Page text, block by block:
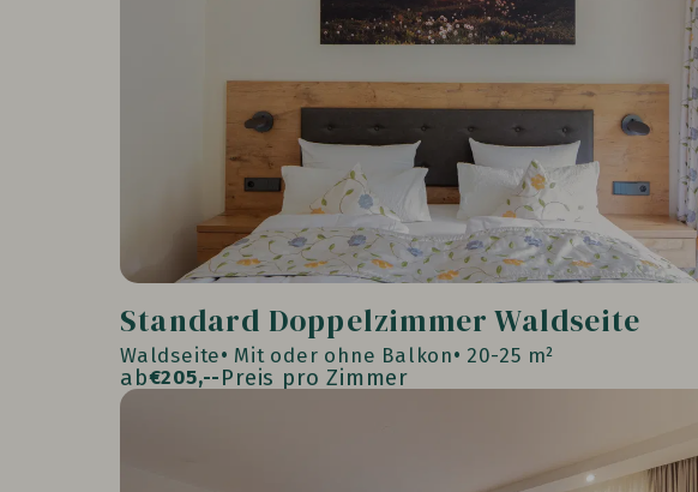
Standard Doppelzimmer Waldseite
Waldseite Mit oder ohne Balkon 20-25 m²
ab€205,-- Preis pro Zimmer